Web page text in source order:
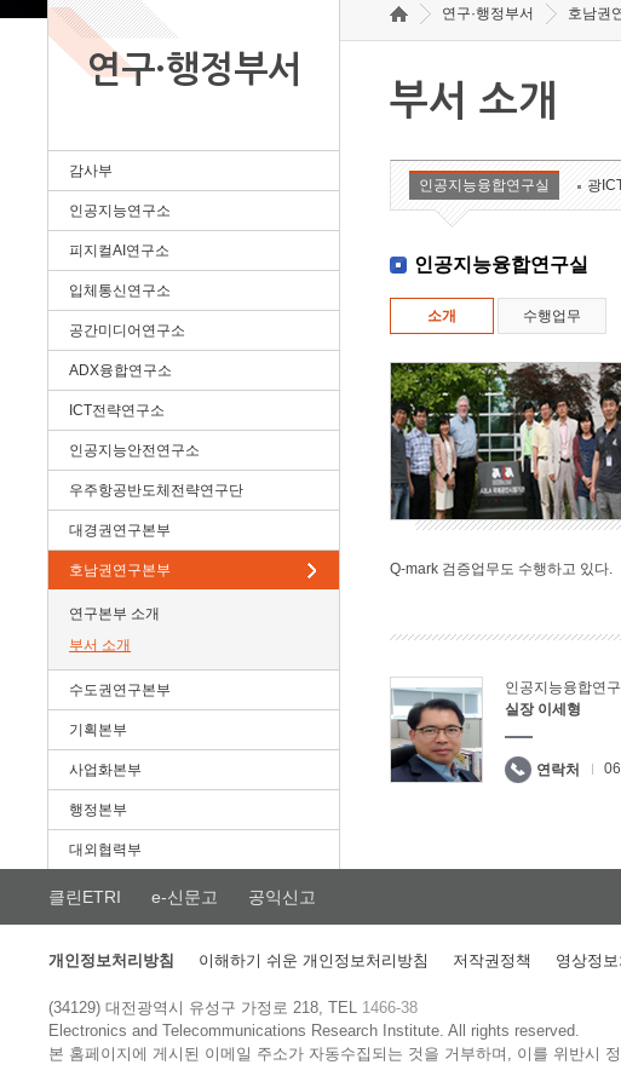
연구·행정부서
감사부
인공지능연구소
피지컬AI연구소
입체통신연구소
공간미디어연구소
ADX융합연구소
ICT전략연구소
인공지능안전연구소
우주항공반도체전략연구단
대경권연구본부
호남권연구본부
연구본부 소개
부서 소개
수도권연구본부
기획본부
사업화본부
행정본부
대외협력부
연구·행정부서 호남권
부서 소개
인공지능융합연구실 광
인공지능융합연구실
소개 수행업무
Q-mark 검증업무도 수행하고 있다.
인공지능융합연
실장 이세형
연락처
클린ETRI e-신문고 공익신고
개인정보처리방침 이해하기 쉬운 개인정보처리방침 저작권정책 영상정
(34129) 대전광역시 유성구 가정로 218, TEL 1466-38
Electronics and Telecommunications Research Institute.All rights reserved.
본 홈페이지에 게시된 이메일 주소가 자동수집되는 것을 거부하며, 이를 위반시